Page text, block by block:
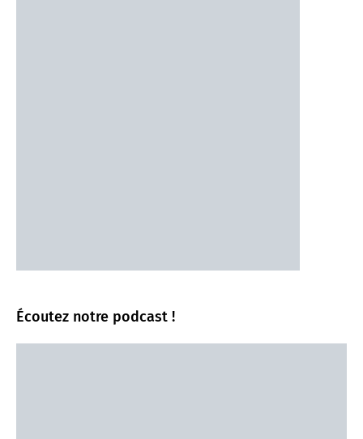
Écoutez notre podcast !